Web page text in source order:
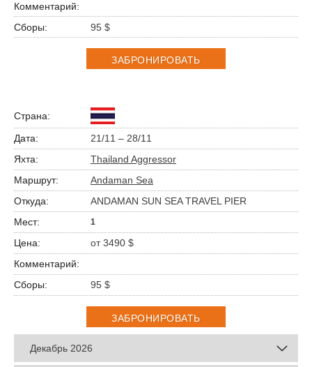
95 $
ЗАБРОНИРОВАТЬ
21/11 – 28/11
Thailand Aggressor
Andaman Sea
ANDAMAN SUN SEA TRAVEL PIER
1
от 3490 $
95 $
ЗАБРОНИРОВАТЬ
Декабрь 2026